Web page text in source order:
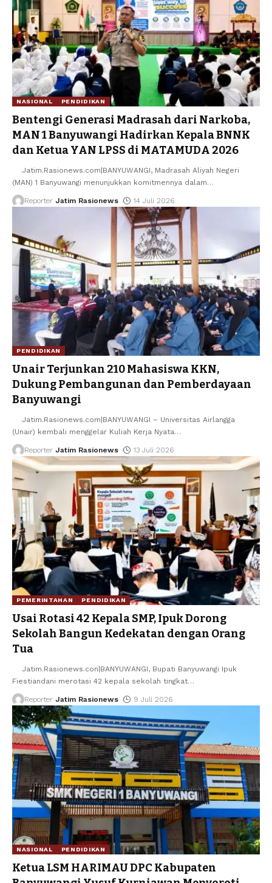
NASIONAL PENDIDIKAN
Bentengi Generasi Madrasah dari Narkoba,
MAN 1 Banyuwangi Hadirkan Kepala BNNK
dan Ketua YAN LPSS di MATAMUDA 2026
Jatim.Rasionews.com|BANYUWANGI, Madrasah Aliyah Negeri
(MAN) 1 Banyuwangi menunjukkan komitmennya dalam…
Reporter Jatim Rasionews 14 Juli 2026
PENDIDIKAN
Unair Terjunkan 210 Mahasiswa KKN,
Dukung Pembangunan dan Pemberdayaan
Banyuwangi
Jatim.Rasionews.com|BANYUWANGI – Universitas Airlangga
(Unair) kembali menggelar Kuliah Kerja Nyata…
Reporter Jatim Rasionews 13 Juli 2026
PEMERINTAHAN PENDIDIKAN
Usai Rotasi 42 Kepala SMP, Ipuk Dorong
Sekolah Bangun Kedekatan dengan Orang
Tua
Jatim.Rasionews.con|BANYUWANGI, Bupati Banyuwangi Ipuk
Fiestiandani merotasi 42 kepala sekolah tingkat…
Reporter Jatim Rasionews 9 Juli 2026
NASIONAL PENDIDIKAN
Ketua LSM HARIMAU DPC Kabupaten